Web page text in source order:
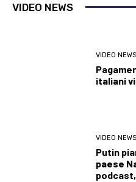
VIDEO NEWS
VIDEO NEWS
italiani
VIDEO NEWS
Putin
paese